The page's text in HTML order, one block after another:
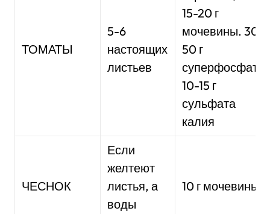
ТОМАТЫ
5-6
настоящих
листьев
15-20 г
мочевины. 30-
50 г
суперфосфата,
10-15 г
сульфата
калия
ЧЕСНОК
Если
желтеют
листья, а
воды
10 г мочевины